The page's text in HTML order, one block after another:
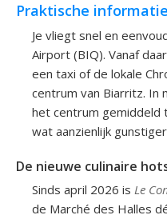
Praktische
Je vliegt snel en
Airport (BIQ). Vanaf
een taxi of de lokale
centrum van Biarritz. In
het centrum gemiddeld
wat aanzienlijk
De nieuwe culinaire
Sinds april 2026 is Le
de Marché des Halles